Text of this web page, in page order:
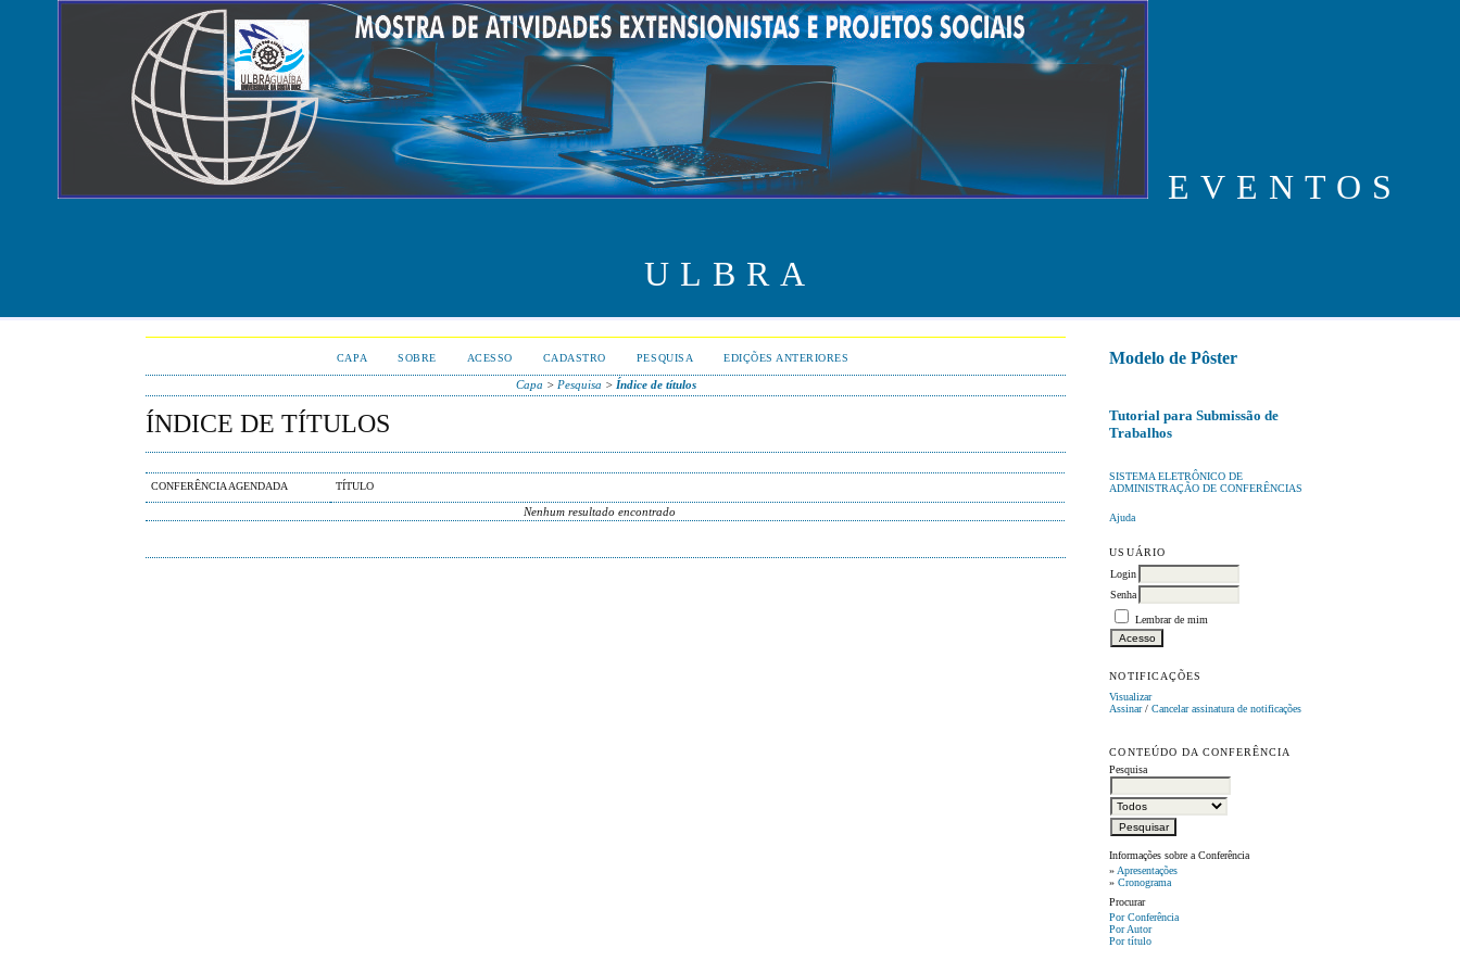
EVENTOS
ULBRA
Modelo de Pôster
Tutorial para Submissão de
Trabalhos
SISTEMA ELETRÔNICO DE
ADMINISTRAÇÃO DE CONFERÊNCIAS
Ajuda
USUÁRIO
Login
Senha
Lembrar de mim
NOTIFICAÇÕES
Visualizar
Assinar/Cancelar assinatura de notificações
CONTEÚDO DA CONFERÊNCIA
Pesquisa
Informações sobre a Conferência
» Apresentações
»Cronograma
Procurar
Por Conferência
Por Autor
Por título
CAPA SOBRE ACESSO CADASTRO PESQUISA EDIÇÕES ANTERIORES
Capa > Pesquisa > Índice de títulos
ÍNDICE DE TÍTULOS
CONFERÊNCIA AGENDADA TÍTULO
Nenhum resultado encontrado